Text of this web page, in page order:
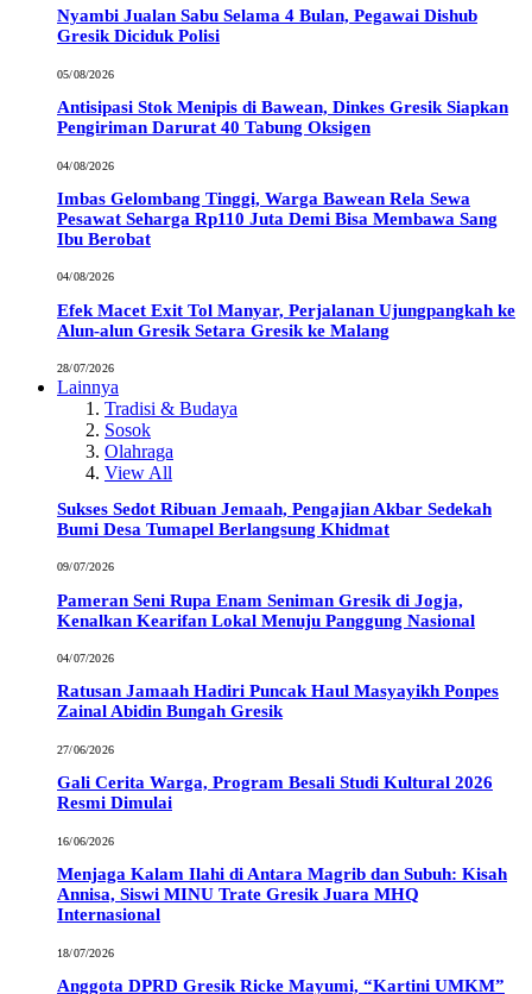
Nyambi Jualan Sabu Selama 4 Bulan, Pegawai Dishub
Gresik Diciduk Polisi
05/08/2026
Antisipasi Stok Menipis di Bawean, Dinkes Gresik Siapkan
Pengiriman Darurat 40 Tabung Oksigen
04/08/2026
Imbas Gelombang Tinggi, Warga Bawean Rela Sewa
Pesawat Seharga Rp110 Juta Demi Bisa Membawa Sang
Ibu Berobat
04/08/2026
Efek Macet Exit Tol Manyar, Perjalanan Ujungpangkah ke
Alun-alun Gresik Setara Gresik ke Malang
28/07/2026
Lainnya
Tradisi & Budaya
Sosok
Olahraga
View All
Sukses Sedot Ribuan Jemaah, Pengajian Akbar Sedekah
Bumi Desa Tumapel Berlangsung Khidmat
09/07/2026
Pameran Seni Rupa Enam Seniman Gresik di Jogja,
Kenalkan Kearifan Lokal Menuju Panggung Nasional
04/07/2026
Ratusan Jamaah Hadiri Puncak Haul Masyayikh Ponpes
Zainal Abidin Bungah Gresik
27/06/2026
Gali Cerita Warga, Program Besali Studi Kultural 2026
Resmi Dimulai
16/06/2026
Menjaga Kalam Ilahi di Antara Magrib dan Subuh: Kisah
Annisa, Siswi MINU Trate Gresik Juara MHQ
Internasional
18/07/2026
Anggota DPRD Gresik Ricke Mayumi, “Kartini UMKM”